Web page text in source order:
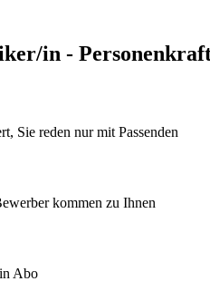
in -
Sie reden nur mit Passenden
kommen zu Ihnen
Abo